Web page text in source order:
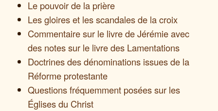
Le pouvoir de la prière
Les gloires et les scandales de la croix
Commentaire sur le livre de Jérémie avec
des notes sur le livre des Lamentations
Doctrines des dénominations issues de la
Réforme protestante
Questions fréquemment posées sur les
Églises du Christ